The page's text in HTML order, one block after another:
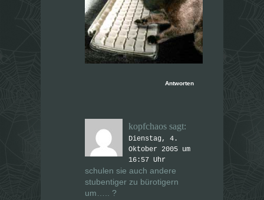
Antworten
kopfchaos sagt:
Dienstag, 4.
Oktober 2005 um
16:57 Uhr
schulen sie auch andere
stubentiger zu bürotigern
um….. ?